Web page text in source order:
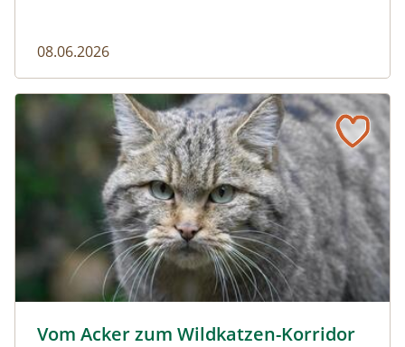
08.06.2026
Vom Acker zum Wildkatzen-Korridor
Vom Acker zum Wildkatzen-Korridor